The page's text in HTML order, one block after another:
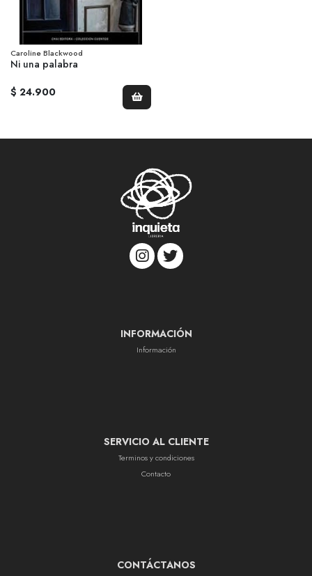
Caroline Blackwood
Ni una palabra
$ 24.900
INFORMACIÓN
Información
SERVICIO AL CLIENTE
Terminos y condiciones
Contacto
CONTÁCTANOS